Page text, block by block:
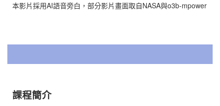
本影片採用AI語音旁白，部分影片畫面取自NASA與o3b-mpower
課程簡介